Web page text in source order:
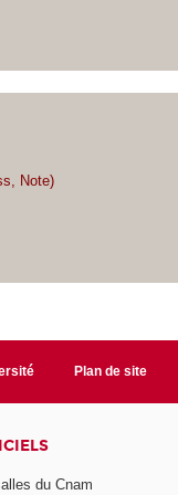
Note)
Plan de site
du Cnam